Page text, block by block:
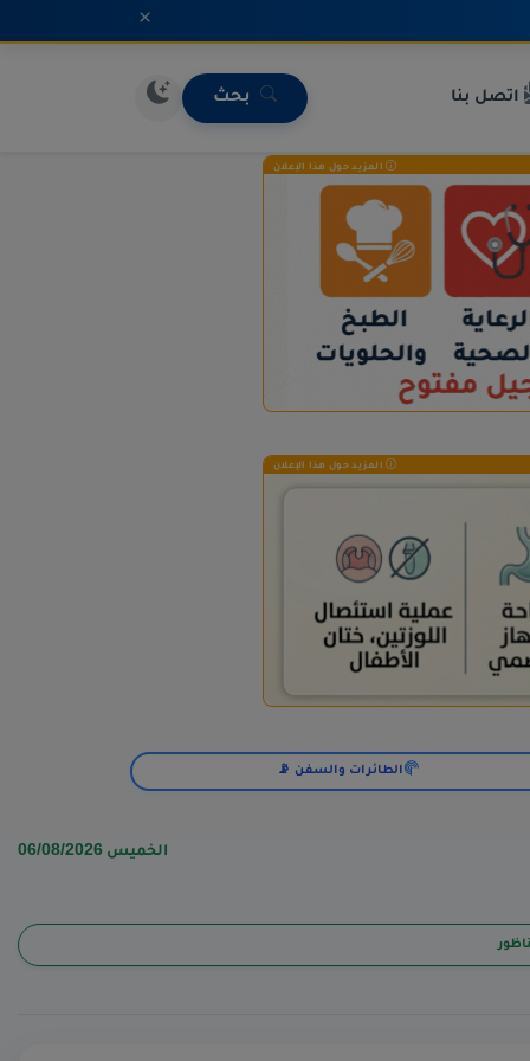
×
اتصل بنا بحث
المزيد حول هذا الإعلان
المزيد حول هذا الإعلان
الطائرات والسفن 📡
الخميس 06/08/2026